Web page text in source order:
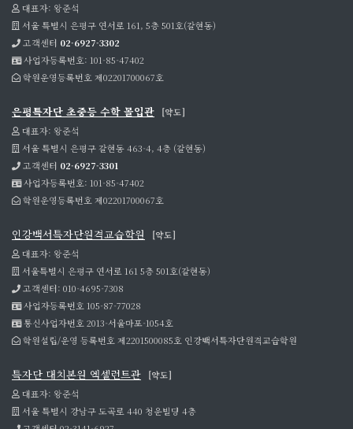
대표자: 왕준석
서울 특별시 은평구 연서로 161, 5층 501호(갈현동)
고객센터 02-6927-3302
사업자등록번호: 101-85-47402
학원운영등록번호 제02201700067호
은평특자단 초중등 수학 몰입관
[약도]
대표자: 왕준석
서울 특별시 은평구 갈현동 463-4, 4층 (갈현동)
고객센터 02-6927-3301
사업자등록번호: 101-85-47402
학원운영등록번호 제02201700067호
인강백서특자단원격교습학원
[약도]
대표자: 왕준석
서울특별시 은평구 연서로 161 5층 501호(갈현동)
고객센터: 010-4695-7308
사업자등록번호 105-87-77028
통신사업자번호 2013-서울마포-1054호
학원설립/운영 등록번호 제2201500085호 인강백서특자단원격교습학원
특자단 대치본원 엑셀런트관
[약도]
대표자: 왕준석
서울 특별시 강남구 도곡로 440 청운빌딩 4층